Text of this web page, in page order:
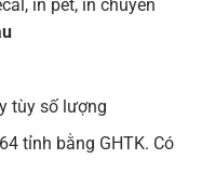
in pet, in chuyển
tùy số lượng
tỉnh bằng GHTK. Có